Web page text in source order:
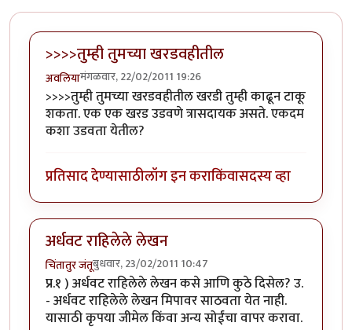
>>>>तुम्ही तुमच्या खरडवहीतील
अवलियामंगळवार, 22/02/2011 19:26
>>>>तुम्ही तुमच्या खरडवहीतील खरडी तुम्ही काढून टाकू
शकता. एक एक खरड उडवणे त्रासदायक असते. एकदम
कशा उडवता येतील?
प्रतिसाद देण्यासाठीलॉग इन कराकिंवासदस्य व्हा
अर्धवट राहिलेले लेखन
चिंतातुर जंतूबुधवार, 23/02/2011 10:47
प्र.१ ) अर्धवट राहिलेले लेखन कसे आणि कुठे दिसेल? उ.
- अर्धवट राहिलेले लेखन मिपावर साठवता येत नाही.
यासाठी कृपया जीमेल किंवा अन्य सोईंचा वापर करावा.